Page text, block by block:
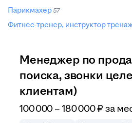
Парикмахер 57
Фитнес-тренер, инструктор
Менеджер по
поиска, звонки
клиентам)
100 000 –180 000₽ за